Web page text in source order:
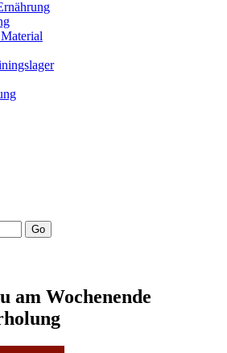
Go
am Wochenende